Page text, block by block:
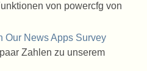
von powercfg von
Our News Apps Survey
Zahlen zu unserem